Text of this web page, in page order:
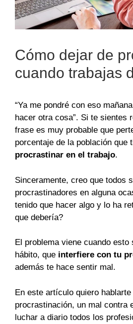
Cómo dejar de
cuando trabajas
“Ya me pondré con eso
hacer otra cosa”. Si te sientes
frase es muy probable que
porcentaje de la población que
procrastinar en el trabajo.
Sinceramente, creo que todos
procrastinadores en alguna
tenido que hacer algo y lo ha
que debería?
El problema viene cuando
hábito, que interfiere con tu
además te hace sentir mal.
En este artículo quiero hablarte
procrastinación, un mal contra
luchar a diario todos los